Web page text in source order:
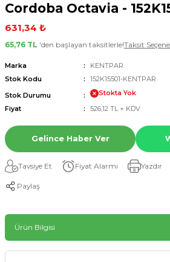
Cordoba Octavia -
631,34 ₺
65,76 TL 'den başlayan taksitlerle!Taksit
Marka
KENTPAR
Stok Kodu
152K15501-KENTPAR
Stok Durumu
Stokta Yok
Fiyat
526,12 TL + KDV
Gelince Haber Ver
Tavsiye Et Fiyat Alarmı Yazdır
Paylaş
Ürün Bilgisi